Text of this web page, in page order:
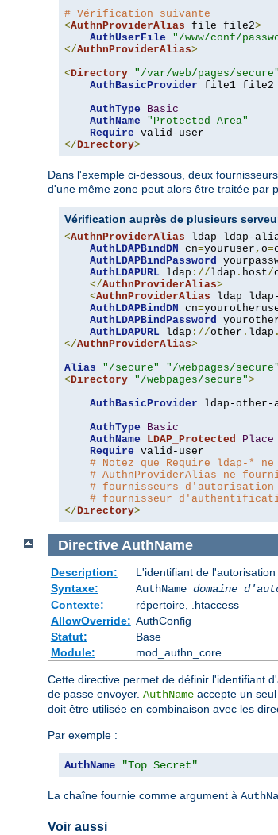
# Vérification suivante
<AuthnProviderAlias file file2>
AuthUserFile
"/www/conf/
</AuthnProviderAlias>
<Directory "/var/web/pages/secure"
AuthBasicProvider file1 file2
AuthType
Basic
AuthName
"Protected Area"
Require
</Directory>
Dans l'exemple ci-dessous, deux
d'une même zone peut alors être traitée par
Vérification auprès de plusieurs
<AuthnProviderAlias ldap ldap-
AuthLDAPBindDN cn=youruser , o=
AuthLDAPBindPassword
AuthLDAPURL ldap ://ldap . host/
</AuthnProviderAlias>
<AuthnProviderAlias ldap
AuthLDAPBindDN cn=
AuthLDAPBindPassword
AuthLDAPURL ldap ://other . ldap .
</AuthnProviderAlias>
Alias
"/secure"
"/webpages/secure"
<Directory "/webpages/secure">
AuthBasicProvider ldap-
AuthType
Basic
AuthName
LDAP_Protected
Place
Require valid-user
# Notez que Require ldap-*
# AuthnProviderAlias ne
# fournisseurs d'autorisation
# fournisseur
</Directory>
Directive AuthName
Description:
L'identifiant de
Syntaxe:
AuthName domaine
Contexte:
répertoire, .htaccess
AllowOverride: AuthConfig
Statut:
Base
Module:
mod_authn_core
Cette directive permet de définir l'identifiant
de passe envoyer. AuthName accepte un
doit être utilisée en combinaison avec les
Par exemple :
AuthName "Top Secret"
La chaîne fournie comme argument à
Voir aussi